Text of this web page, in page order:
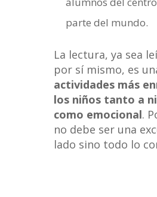
parte del mundo.
La lectura, ya sea
por sí mismo, es
actividades más
los niños tanto a
como emocional.
no debe ser una
lado sino todo lo